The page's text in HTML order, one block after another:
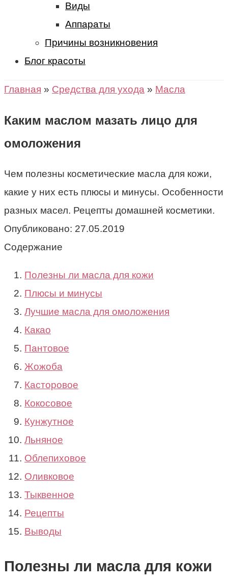
Виды
Аппараты
Причины возникновения
Блог красоты
Главная » Средства для ухода » Масла
Каким маслом мазать лицо для
омоложения
Чем полезны косметические масла для кожи,
какие у них есть плюсы и минусы. Особенности
разных масел. Рецепты домашней косметики.
Опубликовано: 27.05.2019
Содержание
Полезны ли масла для кожи
Плюсы и минусы
Лучшие масла для омоложения
Какао
Пантовое
Жожоба
Касторовое
Кокосовое
Кунжутное
Льняное
Облепиховое
Оливковое
Тыквенное
Рецепты
Выводы
Полезны ли масла для кожи